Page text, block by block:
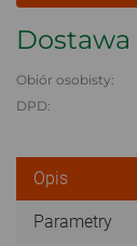
Dostawa
Obiór osobisty:
DPD:
Opis
Parametry